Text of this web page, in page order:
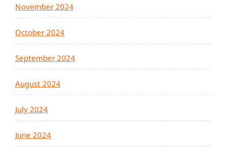
November 2024
October 2024
September 2024
August 2024
July 2024
June 2024